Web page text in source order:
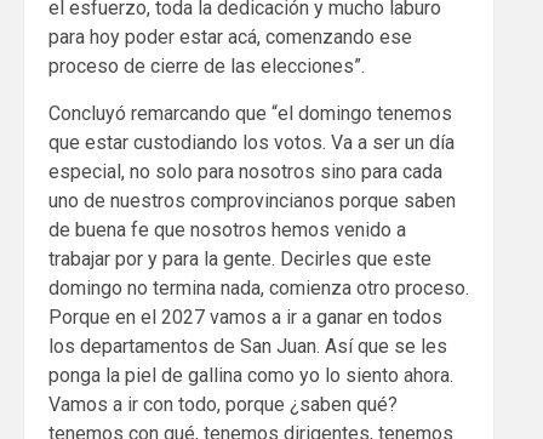
el esfuerzo, toda la dedicación y mucho laburo
para hoy poder estar acá, comenzando ese
proceso de cierre de las elecciones”.
Concluyó remarcando que “el domingo tenemos
que estar custodiando los votos. Va a ser un día
especial, no solo para nosotros sino para cada
uno de nuestros comprovincianos porque saben
de buena fe que nosotros hemos venido a
trabajar por y para la gente. Decirles que este
domingo no termina nada, comienza otro proceso.
Porque en el 2027 vamos a ir a ganar en todos
los departamentos de San Juan. Así que se les
ponga la piel de gallina como yo lo siento ahora.
Vamos a ir con todo, porque ¿saben qué?
tenemos con qué, tenemos dirigentes, tenemos